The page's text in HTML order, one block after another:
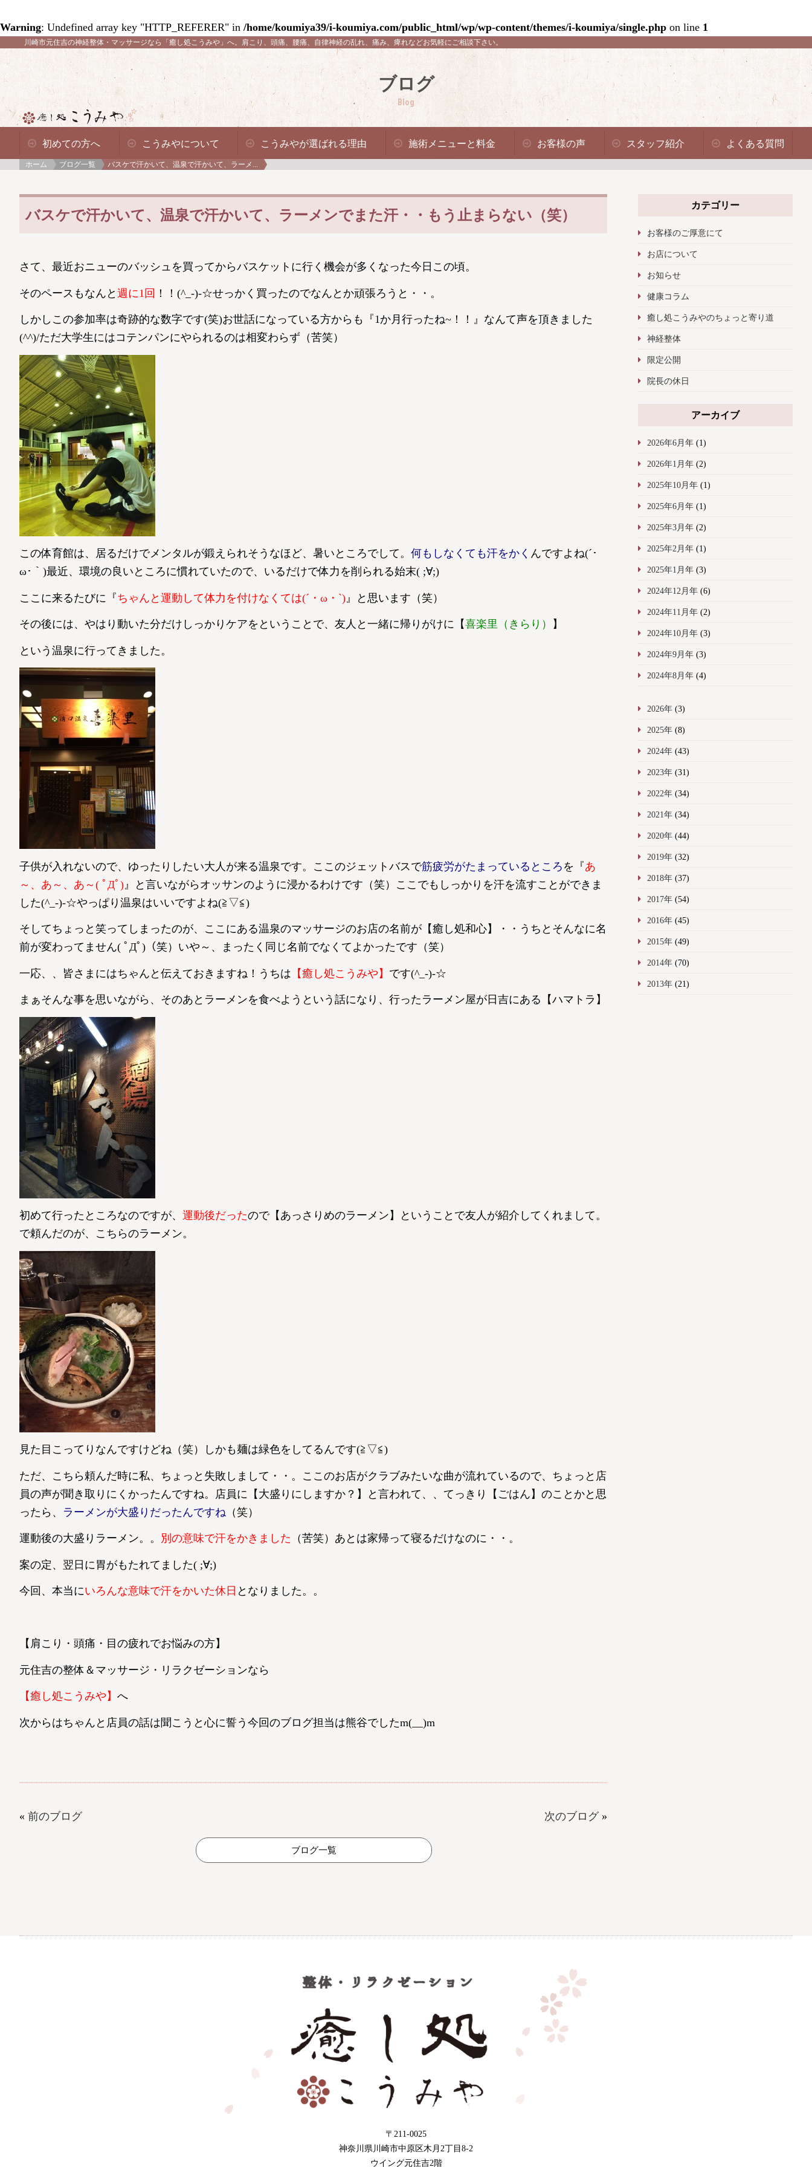
Warning: Undefined array key "HTTP_REFERER" in /home/koumiya39/i-koumiya.com/public_html/wp/wp-content/themes/i-koumiya/single.php on line 1
川崎市元住吉の神経整体・マッサージなら「癒し処こうみや」へ。 肩こり、頭痛、腰痛、自律神経の乱れ、痛み、痺れなどお気軽にご相談下さい。
ブログ
Blog
初めての方へ こうみやについて こうみやが選ばれる理由 施術メニューと料金 お客様の声 スタッフ紹介 よくある質問
ホーム ブログ一覧 バスケで汗かいて、温泉で汗かいて、ラーメ...
バスケで汗かいて、温泉で汗かいて、ラーメンでまた汗・・もう止まらない（笑）
さて、最近おニューのバッシュを買ってからバスケットに行く機会が多くなった今日この頃。
そのペースもなんと 週に1回 ！！(^_-)-☆せっかく買ったのでなんとか頑張ろうと・・。
しかしこの参加率は奇跡的な数字です(笑)お世話になっている方からも『1か月行ったね~！！』なんて声を頂きました
(^^)/ただ大学生にはコテンパンにやられるのは相変わらず（苦笑）
この体育館は、居るだけでメンタルが鍛えられそうなほど、暑いところでして。 何もしなくても汗をかく んですよね(´･
ω･｀)最近、環境の良いところに慣れていたので、いるだけで体力を削られる始末( ;∀;)
ここに来るたびに『ちゃんと運動して体力を付けなくては(´・ω・`) 』と思います（笑）
その後には、やはり動いた分だけしっかりケアをということで、友人と一緒に帰りがけに【喜楽里（きらり） 】
という温泉に行ってきました。
子供が入れないので、ゆったりしたい大人が来る温泉です。ここのジェットバスで筋疲労がたまっているところ を『あ
～、あ～、あ～( ﾟДﾟ) 』と言いながらオッサンのように浸かるわけです（笑）ここでもしっかりを汗を流すことができま
した(^_-)-☆やっぱり温泉はいいですよね(≧▽≦)
そしてちょっと笑ってしまったのが、ここにある温泉のマッサージのお店の名前が【癒し処和心】・・うちとそんなに名
前が変わってません( ﾟДﾟ)（笑）いや～、まったく同じ名前でなくてよかったです（笑）
一応、、皆さまにはちゃんと伝えておきますね！うちは 【癒し処こうみや】 です(^_-)-☆
まぁそんな事を思いながら、そのあとラーメンを食べようという話になり、行ったラーメン屋が日吉にある【ハマトラ】
初めて行ったところなのですが、 運動後だったので【あっさりめのラーメン】ということで友人が紹介してくれまして。
で頼んだのが、こちらのラーメン。
見た目こってりなんですけどね（笑）しかも麺は緑色をしてるんです(≧▽≦)
ただ、こちら頼んだ時に私、ちょっと失敗しまして・・。ここのお店がクラブみたいな曲が流れているので、ちょっと店
員の声が聞き取りにくかったんですね。店員に【大盛りにしますか？】と言われて、、てっきり【ごはん】のことかと思
ったら、 ラーメンが大盛りだったんですね （笑）
運動後の大盛りラーメン。。 別の意味で汗をかきました （苦笑）あとは家帰って寝るだけなのに・・。
案の定、翌日に胃がもたれてました( ;∀;)
今回、本当にいろんな意味で汗をかいた休日 となりました。。
【肩こり・頭痛・目の疲れでお悩みの方】
元住吉の整体＆マッサージ・リラクゼーションなら
【癒し処こうみや】 へ
次からはちゃんと店員の話は聞こうと心に誓う今回のブログ担当は熊谷でしたm(__)m
« 前のブログ 次のブログ»
ブログ一覧
カテゴリー
お客様のご厚意にて
お店について
お知らせ
健康コラム
癒し処こうみやのちょっと寄り道
神経整体
限定公開
院長の休日
アーカイブ
2026年6月年(1)
2026年1月年(2)
2025年10月年(1)
2025年6月年(1)
2025年3月年(2)
2025年2月年(1)
2025年1月年(3)
2024年12月年(6)
2024年11月年(2)
2024年10月年(3)
2024年9月年(3)
2024年8月年(4)
2026年(3)
2025年(8)
2024年(43)
2023年(31)
2022年(34)
2021年(34)
2020年(44)
2019年(32)
2018年(37)
2017年(54)
2016年(45)
2015年(49)
2014年(70)
2013年(21)
〒211-0025
神奈川県川崎市中原区木月2丁目8-2
ウイング元住吉2階